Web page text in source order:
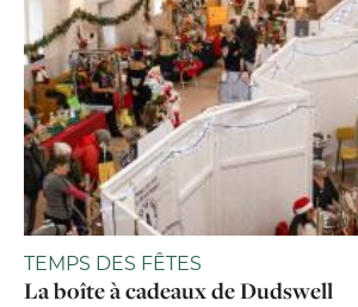
TEMPS DES FÊTES
La boîte à cadeaux de Dudswell